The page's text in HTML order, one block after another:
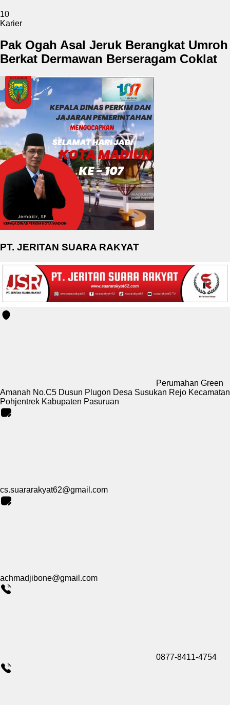
10
Karier
Pak Ogah Asal Jeruk Berangkat Umroh
Berkat Dermawan Berseragam Coklat
PT. JERITAN SUARA RAKYAT
Perumahan Green
Amanah No.C5 Dusun Plugon Desa Susukan Rejo Kecamatan
Pohjentrek Kabupaten Pasuruan
cs.suararakyat62@gmail.com
achmadjibone@gmail.com
0877-8411-4754